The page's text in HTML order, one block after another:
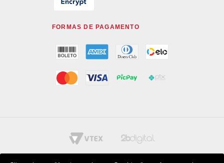
FORMAS DE PAGAMENTO